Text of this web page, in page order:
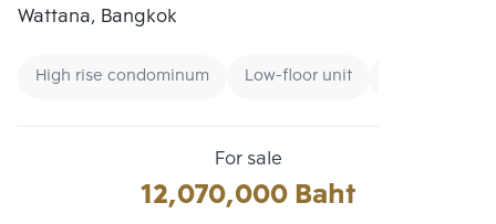
Wattana, Bangkok
High rise condominum Low-floor unit
For sale
12,070,000 Baht